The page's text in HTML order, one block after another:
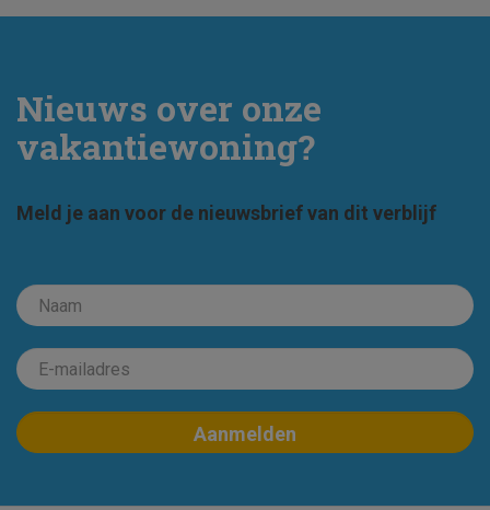
Nieuws over onze
vakantiewoning?
Meld je aan voor de nieuwsbrief van dit verblijf